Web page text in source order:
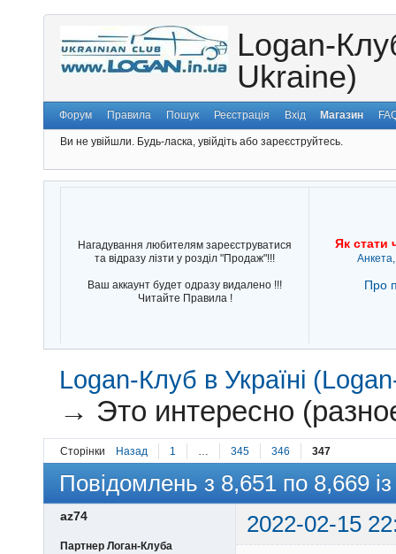
Logan-
Ukraine)
Форум Правила Пошук Реєстрація Вхід Магазин
Ви не увійшли. Будь-ласка, увійдіть або зареєструйтесь.
Нагадування любителям зареєструватися
та відразу лізти у розділ "Продаж"!!!
Ваш аккаунт будет одразу видалено !!!
Читайте Правила !
Як стати
Про
Logan-Клуб в Україні
→ Это интересно
Сторінки Назад 1 345 346 347
Повідомлень з 8,651 по 8,669
az74 2022-02-15
Партнер Логан-Клуба